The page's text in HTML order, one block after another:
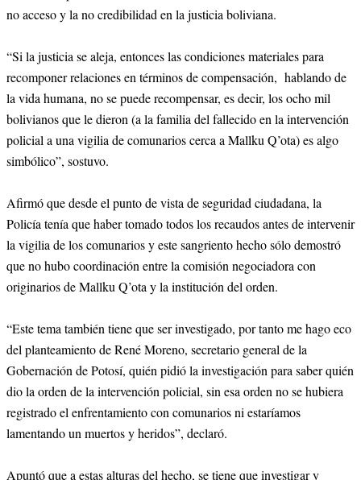
no acceso y la no credibilidad en la justicia boliviana.
“Si la justicia se aleja, entonces las condiciones materiales para
recomponer relaciones en términos de compensación, hablando de
la vida humana, no se puede recompensar, es decir, los ocho mil
bolivianos que le dieron (a la familia del fallecido en la intervención
policial a una vigilia de comunarios cerca a Mallku Q’ota) es algo
simbólico”, sostuvo.
Afirmó que desde el punto de vista de seguridad ciudadana, la
Policía tenía que haber tomado todos los recaudos antes de intervenir
la vigilia de los comunarios y este sangriento hecho sólo demostró
que no hubo coordinación entre la comisión negociadora con
originarios de Mallku Q’ota y la institución del orden.
“Este tema también tiene que ser investigado, por tanto me hago eco
del planteamiento de René Moreno, secretario general de la
Gobernación de Potosí, quién pidió la investigación para saber quién
dio la orden de la intervención policial, sin esa orden no se hubiera
registrado el enfrentamiento con comunarios ni estaríamos
lamentando un muertos y heridos”, declaró.
Apuntó que a estas alturas del hecho, se tiene que investigar y